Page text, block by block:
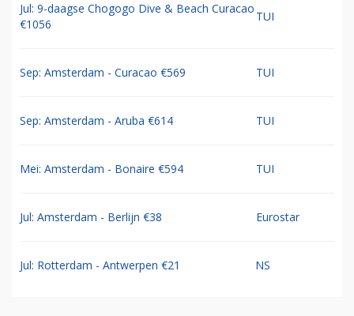
Jul: 9-daagse Chogogo Dive & Beach Curacao
€1056
TUI
Sep: Amsterdam - Curacao €569 TUI
Sep: Amsterdam - Aruba €614 TUI
Mei: Amsterdam - Bonaire €594 TUI
Jul: Amsterdam - Berlijn €38 Eurostar
Jul: Rotterdam - Antwerpen €21 NS